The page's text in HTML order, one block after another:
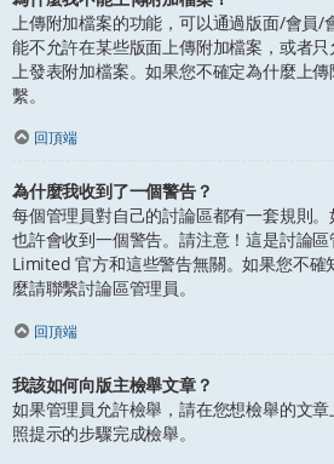
上傳附加檔案的功能，可以通過版面/會員/
能不允許在某些版面上傳附加檔案，或者
上發表附加檔案。如果您不確定為什麼上
繫。
回頂端
為什麼我收到了一個警告？
每個管理員對自己的討論區都有一套規則
也許會收到一個警告。請注意！這是討論
Limited 官方和這些警告無關。如果您不確
麼請聯繫討論區管理員。
回頂端
我該如何向版主檢舉文章？
如果管理員允許檢舉，請在您想檢舉的文
照提示的步驟完成檢舉。